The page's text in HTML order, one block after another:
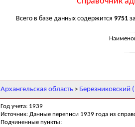
Всего в базе данных содержится 9751
Архангельская область > Березниковский
Год учета: 1939
Источник: Данные переписи 1939 года из
Подчиненные пункты: